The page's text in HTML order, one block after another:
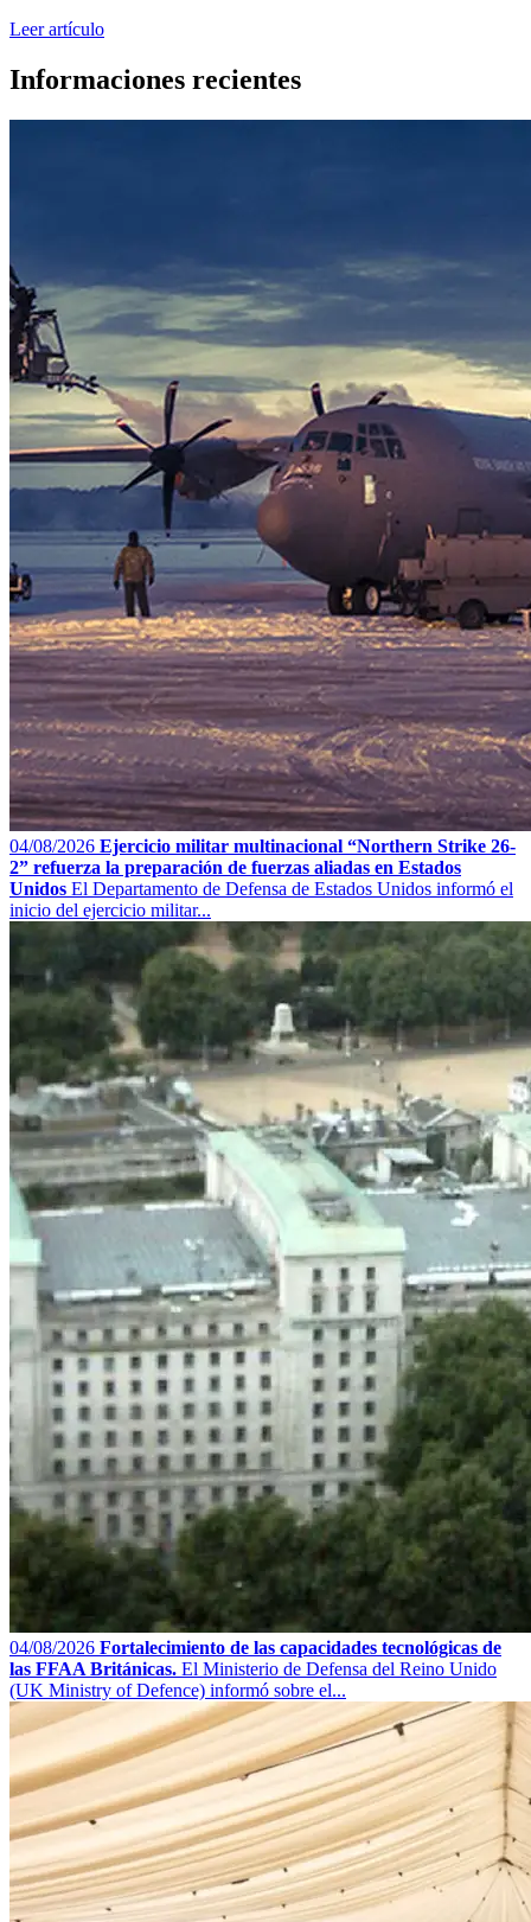
Leer artículo
Informaciones recientes
04/08/2026 Ejercicio militar multinacional “Northern Strike 26-
2” refuerza la preparación de fuerzas aliadas en Estados
Unidos El Departamento de Defensa de Estados Unidos informó el
inicio del ejercicio militar...
04/08/2026 Fortalecimiento de las capacidades tecnológicas de
las FFAA Británicas. El Ministerio de Defensa del Reino Unido
(UK Ministry of Defence) informó sobre el...